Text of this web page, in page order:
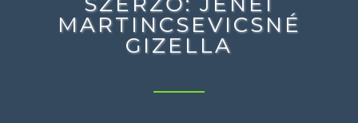
MARTINCSEVICSNÉ
GIZELLA